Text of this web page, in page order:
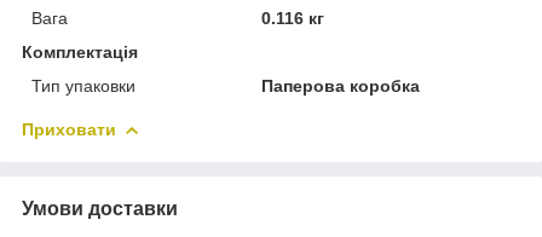
Вага
0.116 кг
Комплектація
Тип упаковки
Паперова коробка
Приховати
Умови доставки